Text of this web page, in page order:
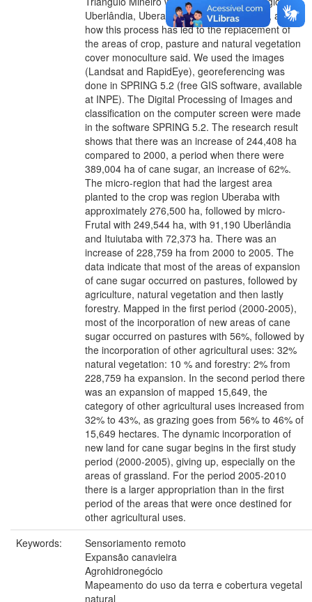
Uberlândia, Uberaba, Ituiutaba and Frutal, and
how this process has led to the replacement of
the areas of crop, pasture and natural vegetation
cover monoculture said. We used the images
(Landsat and RapidEye), georeferencing was
done in SPRING 5.2 (free GIS software, available
at INPE). The Digital Processing of Images and
classification on the computer screen were made
in the software SPRING 5.2. The research result
shows that there was an increase of 244,408 ha
compared to 2000, a period when there were
389,004 ha of cane sugar, an increase of 62%.
The micro-region that had the largest area
planted to the crop was region Uberaba with
approximately 276,500 ha, followed by micro-
Frutal with 249,544 ha, with 91,190 Uberlândia
and Ituiutaba with 72,373 ha. There was an
increase of 228,759 ha from 2000 to 2005. The
data indicate that most of the areas of expansion
of cane sugar occurred on pastures, followed by
agriculture, natural vegetation and then lastly
forestry. Mapped in the first period (2000-2005),
most of the incorporation of new areas of cane
sugar occurred on pastures with 56%, followed by
the incorporation of other agricultural uses: 32%
natural vegetation: 10 % and forestry: 2% from
228,759 ha expansion. In the second period there
was an expansion of mapped 15,649, the
category of other agricultural uses increased from
32% to 43%, as grazing goes from 56% to 46% of
15,649 hectares. The dynamic incorporation of
new land for cane sugar begins in the first study
period (2000-2005), giving up, especially on the
areas of grassland. For the period 2005-2010
there is a larger appropriation than in the first
period of the areas that were once destined for
other agricultural uses.
Keywords:
Sensoriamento remoto
Expansão canavieira
Agrohidronegócio
Mapeamento do uso da terra e cobertura vegetal
natural